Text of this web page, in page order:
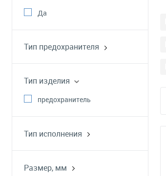
Да
Тип предохранителя
Тип изделия
предохранитель
Тип исполнения
Размер, мм